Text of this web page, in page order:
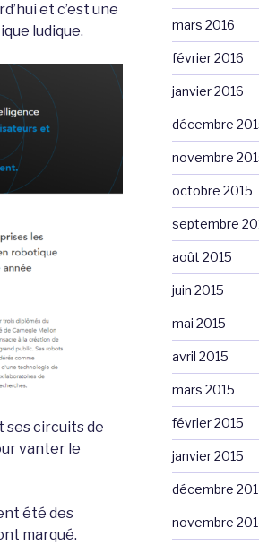
et c’est une
ludique.
circuits de
vanter le
été des
marqué.
mars 2016
février 2016
janvier 2016
décembre
novembre
octobre 2015
septembre
août 2015
juin 2015
mai 2015
avril 2015
mars 2015
février 2015
janvier 2015
décembre
novembre